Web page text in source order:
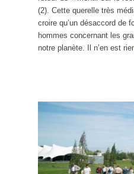
(2). Cette querelle très
croire qu’un désaccord de
hommes concernant les
notre planète. Il n’en est